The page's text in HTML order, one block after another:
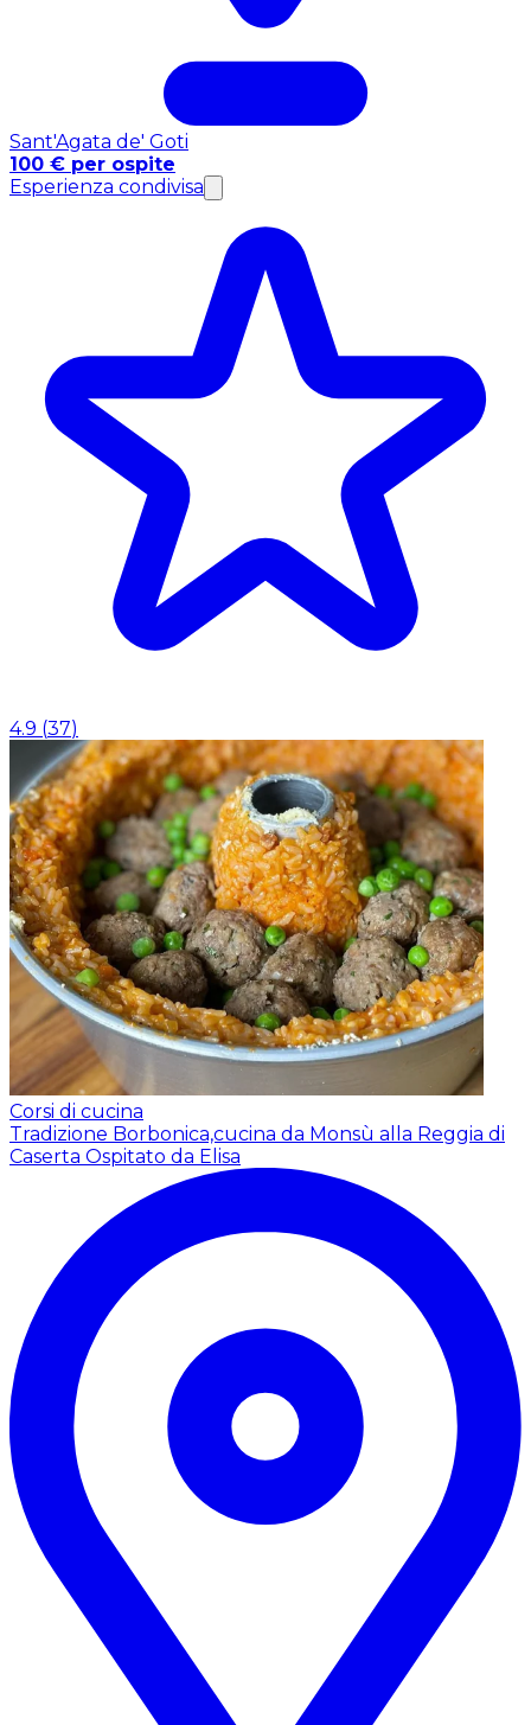
Sant'Agata de' Goti
100 € per ospite
Esperienza condivisa
4.9 (37)
Corsi di cucina
Tradizione Borbonica,cucina da Monsù alla Reggia di
Caserta Ospitato da Elisa